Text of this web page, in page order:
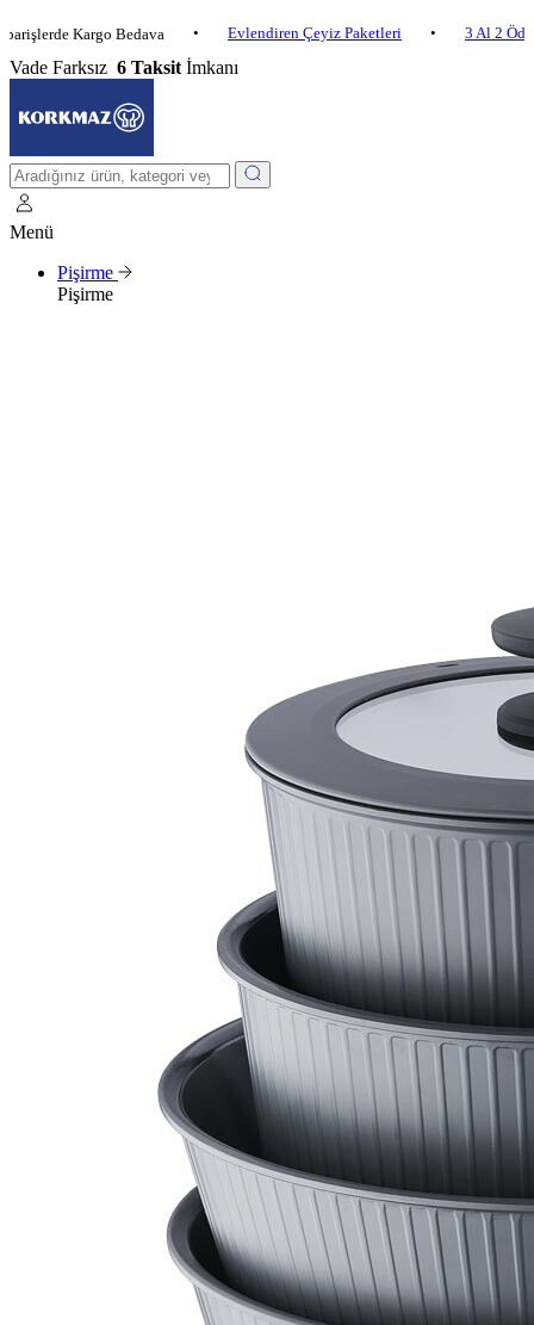
Kargo Bedava • Evlendiren Çeyiz Paketleri • 3 Al 2 Öde •
Vade Farksız 6 Taksit İmkanı
Menü
Pişirme
Pişirme